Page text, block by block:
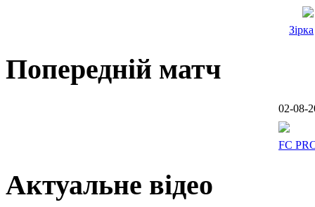
Зірка
Попередній матч
02-08-
FC
Актуальне відео